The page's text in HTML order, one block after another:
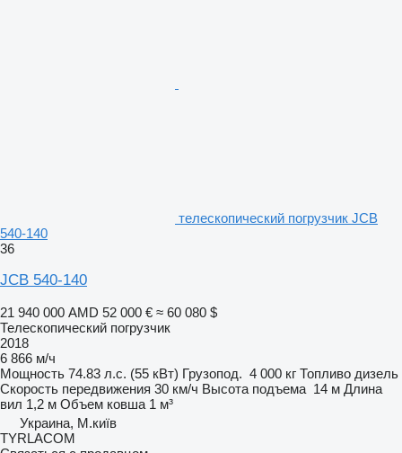
телескопический погрузчик JCB
540-140
36
JCB 540-140
21 940 000 AMD 52 000 € ≈ 60 080 $
Телескопический погрузчик
2018
6 866 м/ч
Мощность 74.83 л.с. (55 кВт) Грузопод. 4 000 кг Топливо дизель
Скорость передвижения 30 км/ч Высота подъема 14 м Длина
вил 1,2 м Объем ковша 1 м³
Украина, М.київ
TYRLACOM